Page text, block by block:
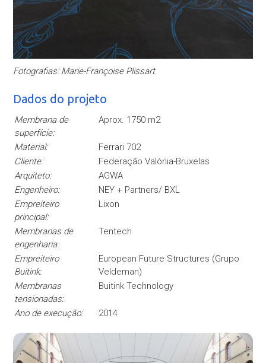
Fotografias: Marie-Françoise Plissart
Dados do projeto
Membrana de
superfície:
Aprox. 1750 m2
Material:
Ferrari 702
Cliente:
Federação Valónia-Bruxelas
Arquiteto:
AGWA
Engenheiro:
NEY + Partners/ BXL
Empreiteiro
principal:
Lixon
Membranas de
engenharia:
Tentech
Empreiteiro
Buitink:
European Future Structures (Grupo
Veldeman)
Membranas
tensionadas:
Buitink Technology
Ano de execução: 2014